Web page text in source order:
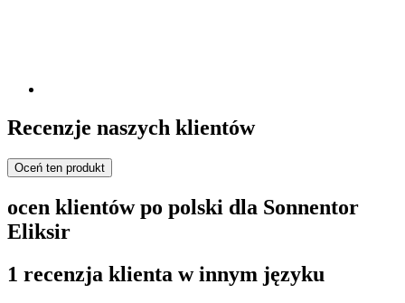
Recenzje naszych klientów
Oceń ten produkt
ocen klientów po polski dla Sonnentor
Eliksir
1 recenzja klienta w innym języku